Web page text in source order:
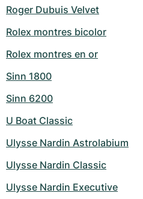
Roger Dubuis Velvet
Rolex montres bicolor
Rolex montres en or
Sinn 1800
Sinn 6200
U Boat Classic
Ulysse Nardin Astrolabium
Ulysse Nardin Classic
Ulysse Nardin Executive